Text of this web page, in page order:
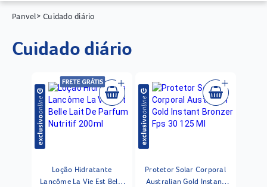
Panvel> Cuidado diário
cuidado diário
Loção Hidratante
Lancôme La Vie Est Belle
Protetor Solar Corporal
Australian Gold Instant